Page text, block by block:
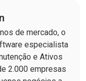
de mercado, o
especialista
e Ativos
2.000 empresas